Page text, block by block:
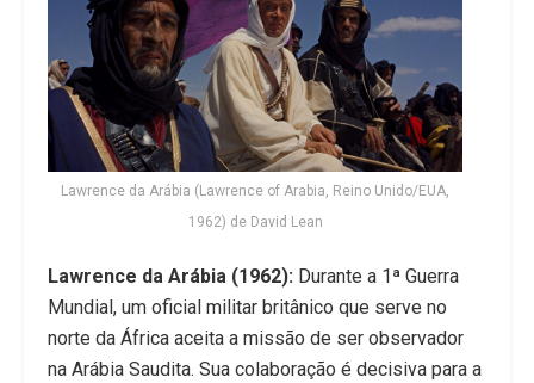
Lawrence da Arábia (Lawrence of Arabia, Reino Unido/EUA,
1962) de David Lean
Lawrence da Arábia (1962): Durante a 1ª Guerra
Mundial, um oficial militar britânico que serve no
norte da África aceita a missão de ser observador
na Arábia Saudita. Sua colaboração é decisiva para a